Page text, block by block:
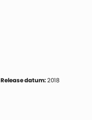
Release datum: 2018